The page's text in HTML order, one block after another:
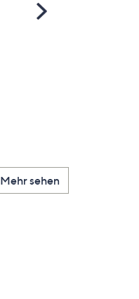
Scroll
Mehr sehen